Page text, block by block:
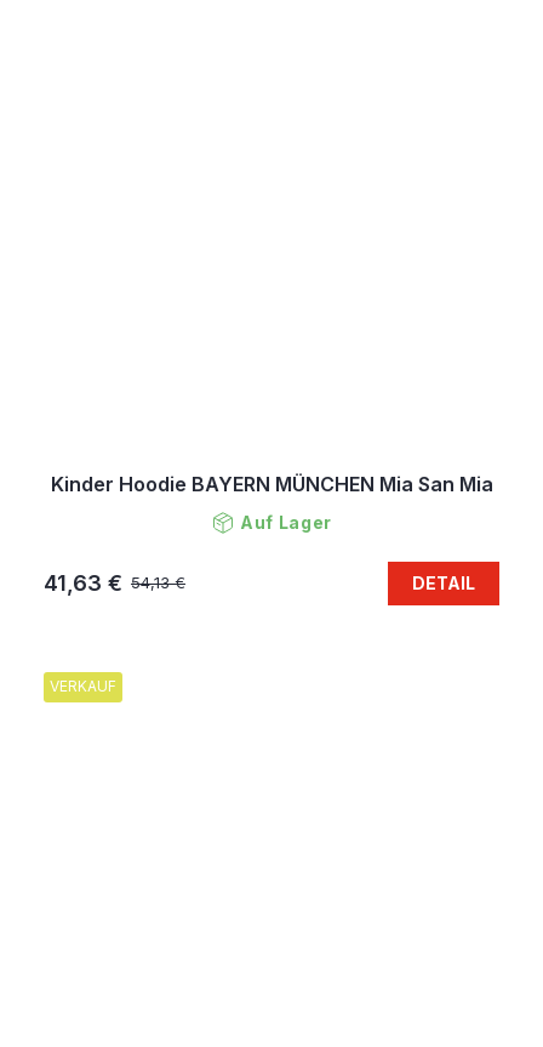
Kinder Hoodie BAYERN MÜNCHEN Mia San Mia
Auf Lager
54,13 €
41,63 € DETAIL
VERKAUF